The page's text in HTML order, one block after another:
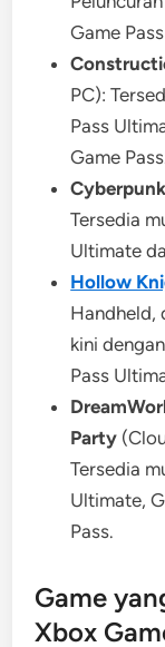
Game
PC):
Pass
Game
Tersedia
Ultimate
Hollow
Handheld,
kini
Pass
Party
Tersedia
Ultimate,
Pass.
Game
Xbox